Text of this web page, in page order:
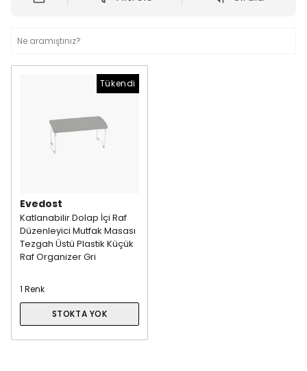
Tükendi
Evedost
Katlanabilir Dolap İçi Raf
Düzenleyici Mutfak Masası
Tezgah Üstü Plastik Küçük
Raf Organizer Gri
1 Renk
STOKTA YOK